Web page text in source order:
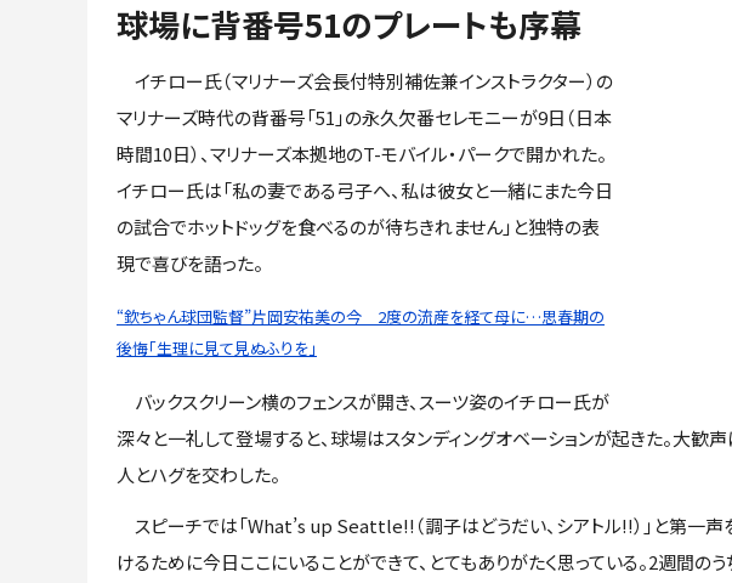
球場に背番号51のプレートも序幕
イチロー氏（マリナーズ会長付特別補佐兼インストラクター）の
マリナーズ時代の背番号「51」の永久欠番セレモニーが9日（日本
時間10日）、マリナーズ本拠地のT-モバイル・パークで開かれた。
イチロー氏は「私の妻である弓子へ、私は彼女と一緒にまた今日
の試合でホットドッグを食べるのが待ちきれません」と独特の表
現で喜びを語った。
“欽ちゃん球団監督”片岡安祐美の今 2度の流産を経て母に…思春期の
後悔「生理に見て見ぬふりを」
バックスクリーン横のフェンスが開き、スーツ姿のイチロー氏が
深々と一礼して登場すると、球場はスタンディングオベーションが起きた。大歓
人とハグを交わした。
スピーチでは「What’s up Seattle!!（調子はどうだい、シアトル!!）」と第一
けるために今日ここにいることができて、とてもありがたく思っている。2週間